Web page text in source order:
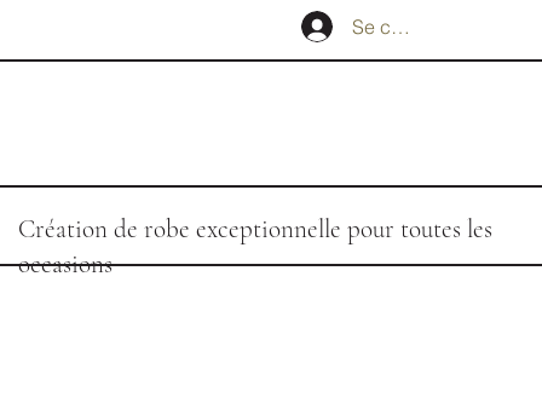
Se connecter
Création de robe exceptionnelle pour toutes les
occasions